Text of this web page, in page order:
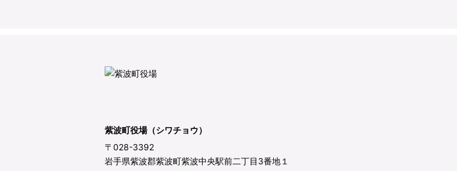
紫波町役場（シワチョウ）
〒028-3392
岩手県紫波郡紫波町紫波中央駅前二丁目3番地１